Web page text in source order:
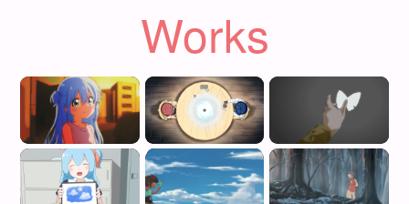
Works